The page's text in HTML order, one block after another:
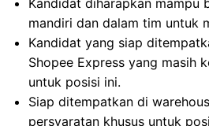
Kandidat diharapkan mampu
mandiri dan dalam tim untuk
Kandidat yang siap
Shopee Express yang masih
untuk posisi ini.
Siap ditempatkan di
persyaratan khusus untuk